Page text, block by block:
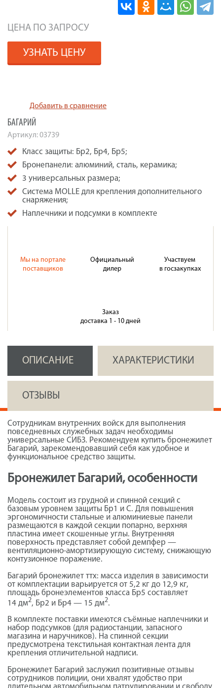
ЦЕНА ПО ЗАПРОСУ
УЗНАТЬ ЦЕНУ
Добавить в сравнение
БАГАРИЙ
Артикул:03739
Класс защиты: Бр2, Бр4, Бр5;
Бронепанели: алюминий, сталь, керамика;
3 универсальных размера;
Система MOLLE для крепления дополнительного
снаряжения;
Наплечники и подсумки в комплекте
Мы на портале
поставщиков
Официальный
дилер
Участвуем
в госзакупках
Заказ
доставка 1 - 10 дней
ОПИСАНИЕ ХАРАКТЕРИСТИКИ
ОТЗЫВЫ
Сотрудникам внутренних войск для выполнения
повседневных служебных задач необходимы
универсальные СИБЗ. Рекомендуем купить бронежилет
Багарий, зарекомендовавший себя как удобное и
функциональное средство защиты.
Бронежилет Багарий, особенности
Модель состоит из грудной и спинной секций с
базовым уровнем защиты Бр1 и С. Для повышения
эргономичности стальные и алюминиевые панели
размещаются в каждой секции попарно, верхняя
пластина имеет скошенные углы. Внутренняя
поверхность представляет собой демпфер —
вентиляционно-амортизирующую систему, снижающую
контузионное поражение.
Багарий бронежилет ттх: масса изделия в зависимости
от комплектации варьируется от 5,2 кг до 12,9 кг,
площадь бронеэлементов класса Бр5 составляет
14 дм2, Бр2 и Бр4 — 15 дм2.
В комплекте поставки имеются съёмные наплечники и
набор подсумков (для радиостанции, запасного
магазина и наручников). На спинной секции
предусмотрена текстильная контактная лента для
крепления отличительной надписи.
Бронежилет Багарий заслужил позитивные отзывы
сотрудников полиции, они хвалят удобство при